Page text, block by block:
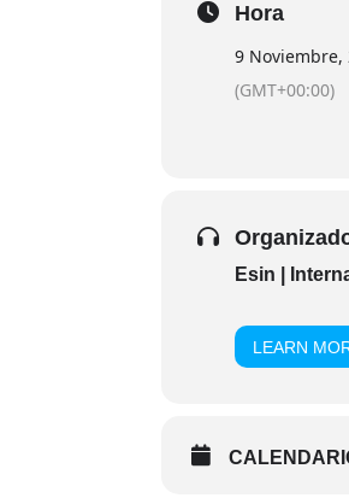
Hora
9 Noviembre,
(GMT+00:00)
Esin |
LEARN